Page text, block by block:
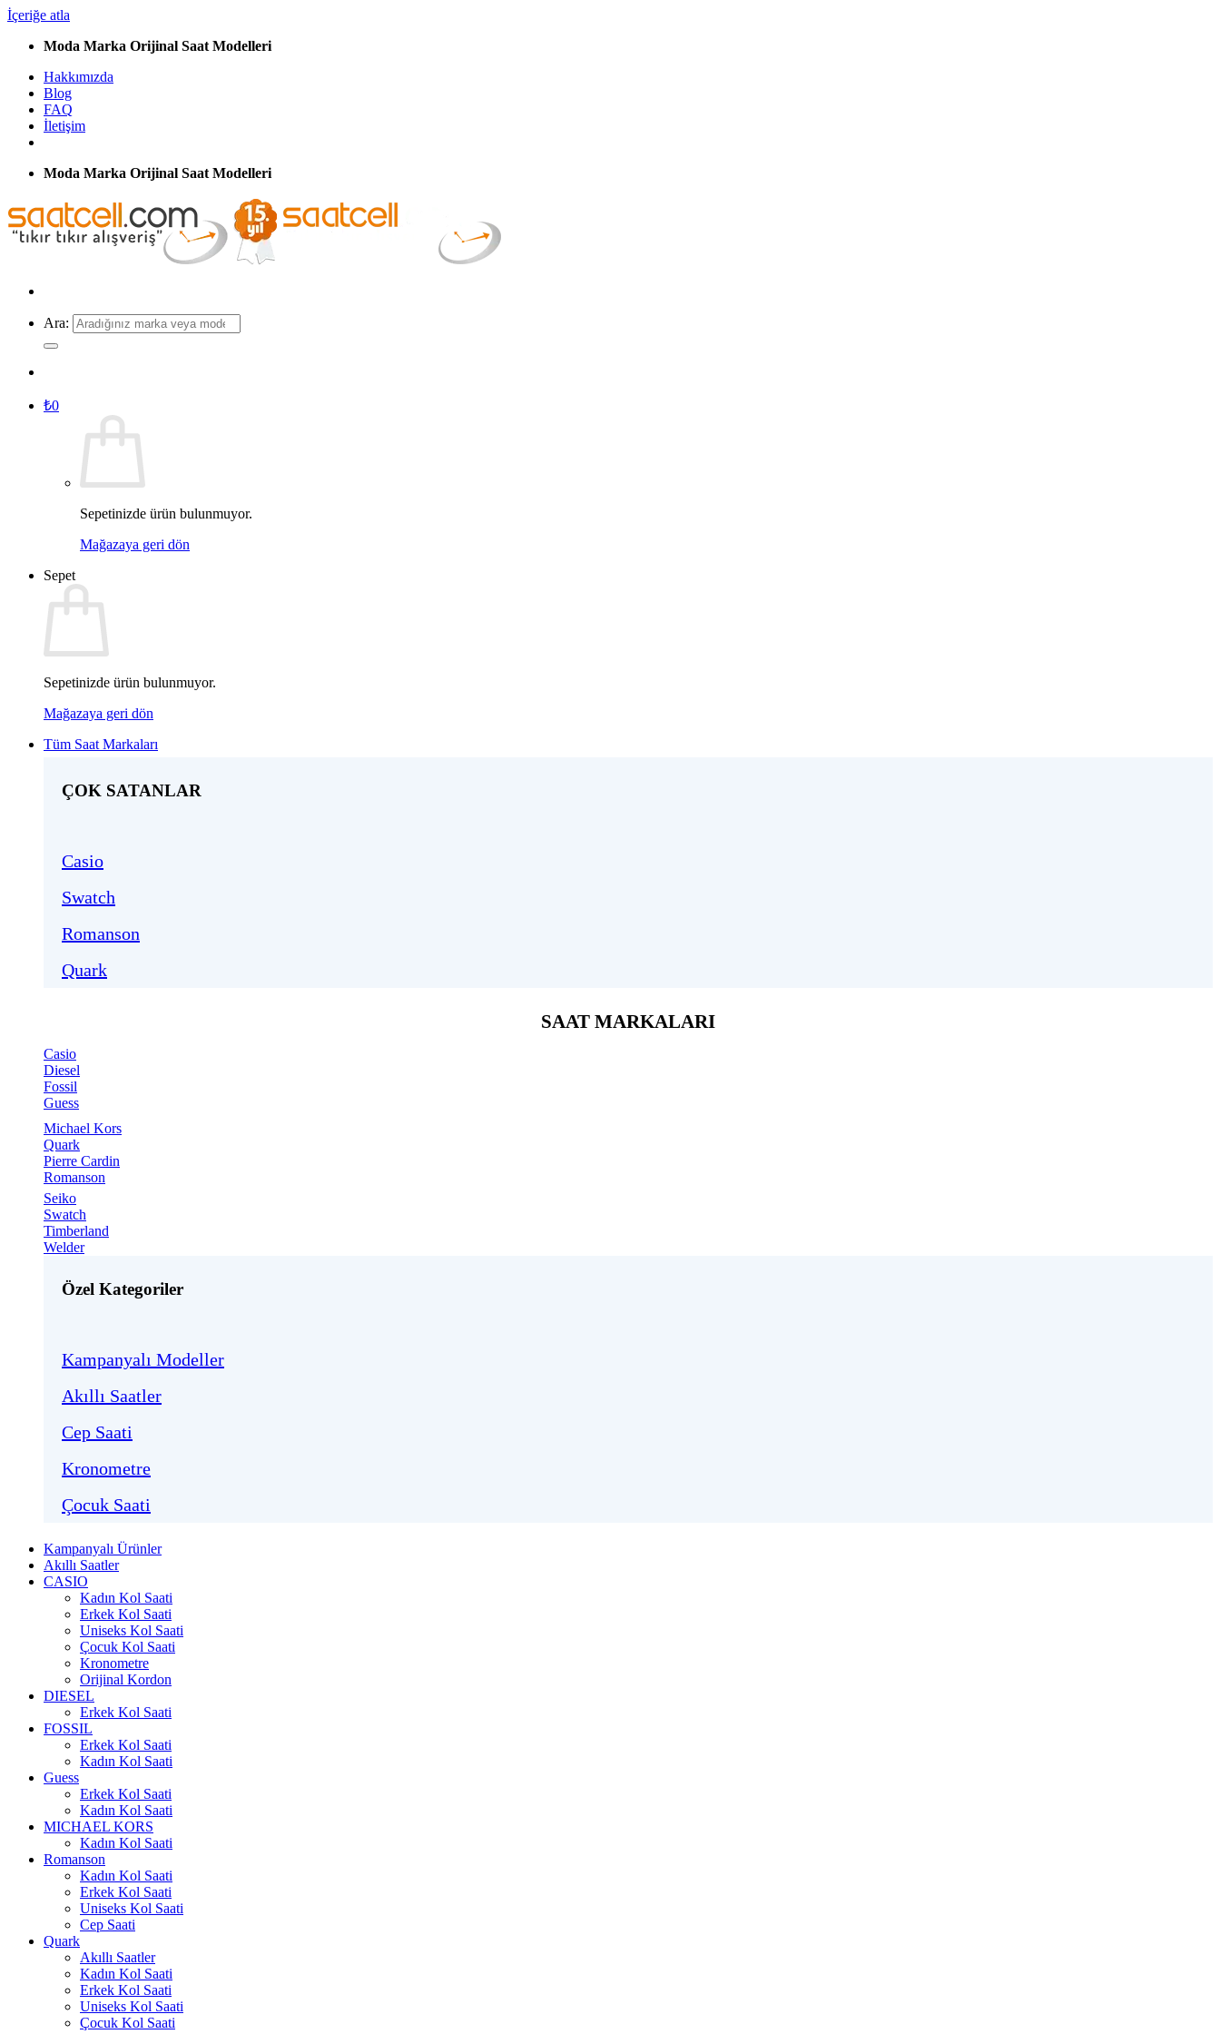
İçeriğe atla
Moda Marka Orijinal Saat Modelleri
Hakkımızda
Blog
FAQ
İletişim
Moda Marka Orijinal Saat Modelleri
Ara:
₺0
Sepetinizde ürün bulunmuyor.
Mağazaya geri dön
Sepet
Sepetinizde ürün bulunmuyor.
Mağazaya geri dön
Tüm Saat Markaları
ÇOK SATANLAR
Casio
Swatch
Romanson
Quark
SAAT MARKALARI
Casio
Diesel
Fossil
Guess
Michael Kors
Quark
Pierre Cardin
Romanson
Seiko
Swatch
Timberland
Welder
Özel Kategoriler
Kampanyalı Modeller
Akıllı Saatler
Cep Saati
Kronometre
Çocuk Saati
Kampanyalı Ürünler
Akıllı Saatler
CASIO
Kadın Kol Saati
Erkek Kol Saati
Uniseks Kol Saati
Çocuk Kol Saati
Kronometre
Orijinal Kordon
DIESEL
Erkek Kol Saati
FOSSIL
Erkek Kol Saati
Kadın Kol Saati
Guess
Erkek Kol Saati
Kadın Kol Saati
MICHAEL KORS
Kadın Kol Saati
Romanson
Kadın Kol Saati
Erkek Kol Saati
Uniseks Kol Saati
Cep Saati
Quark
Akıllı Saatler
Kadın Kol Saati
Erkek Kol Saati
Uniseks Kol Saati
Çocuk Kol Saati